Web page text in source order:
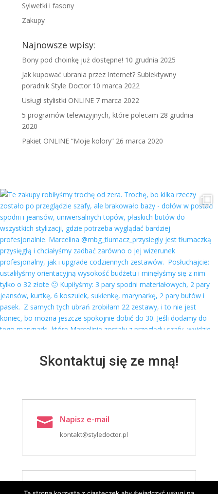
Sylwetki i fasony
Zakupy
Najnowsze wpisy:
Bony pod choinkę już dostępne! 10 grudnia 2025
Jak kupować ubrania przez Internet? Subiektywny
poradnik Style Doctor 10 marca 2022
Usługi stylistki ONLINE 7 marca 2022
5 programów telewizyjnych, które polecam 28 grudnia
2020
Pakiet ONLINE “Moje kolory” 26 marca 2020
Skontaktuj się ze mną!
 Napisz e-mail
kontakt@styledoctor.pl
Zadzwoń